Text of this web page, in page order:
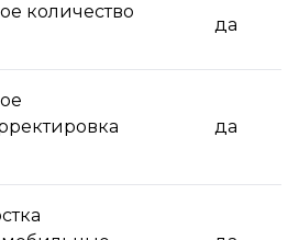
количество
да
да